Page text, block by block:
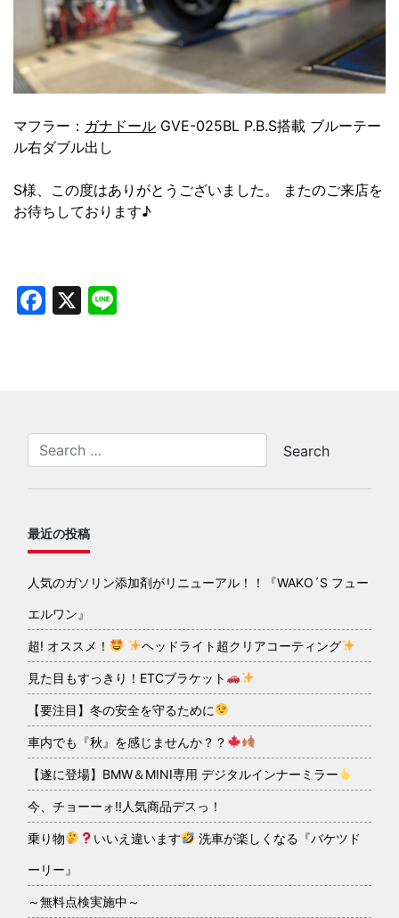
マフラー： ガナドール GVE-025BL P.B.S搭載 ブルーテー
ル右ダブル出し
S様、この度はありがとうございました。 またのご来店を
お待ちしております♪
Facebook
X
最近の投稿
人気のガソリン添加剤がリニューアル！！『WAKO´S フュー
エルワン』
超! オススメ！ ヘッドライト超クリアコーティング
見た目もすっきり！ETCブラケット
【要注目】冬の安全を守るために
車内でも『秋』を感じませんか？？
【遂に登場】BMW＆MINI専用 デジタルインナーミラー
今、チョーーォ!!人気商品デスっ！
乗り物 いいえ違います 洗車が楽しくなる『バケツド
ーリー』
～無料点検実施中～